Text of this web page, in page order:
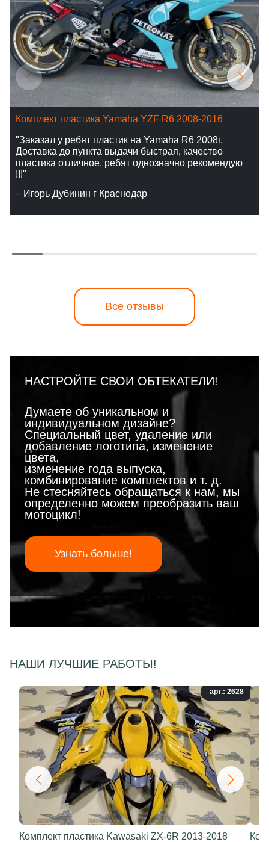
Комплект пластика Yamaha YZF R6 2008-2016
"Заказал у ребят пластик на Yamaha R6 2008г.
Доставка до пункта выдачи быстрая, качество
пластика отличное, ребят однозначно рекомендую
!!!"
– Игорь Дубинин г Краснодар
Все отзывы
НАСТРОЙТЕ СВОИ ОБТЕКАТЕЛИ!
Думаете об уникальном и
индивидуальном дизайне?
Специальный цвет, удаление или
добавление логотипа, изменение
цвета,
изменение года выпуска,
комбинирование комплектов и т. д.
Не стесняйтесь обращаться к нам, мы
определенно можем преобразить ваш
мотоцикл!
Узнать больше!
НАШИ ЛУЧШИЕ РАБОТЫ!
арт.: 2628
Комплект пластика Kawasaki ZX-6R 2013-2018